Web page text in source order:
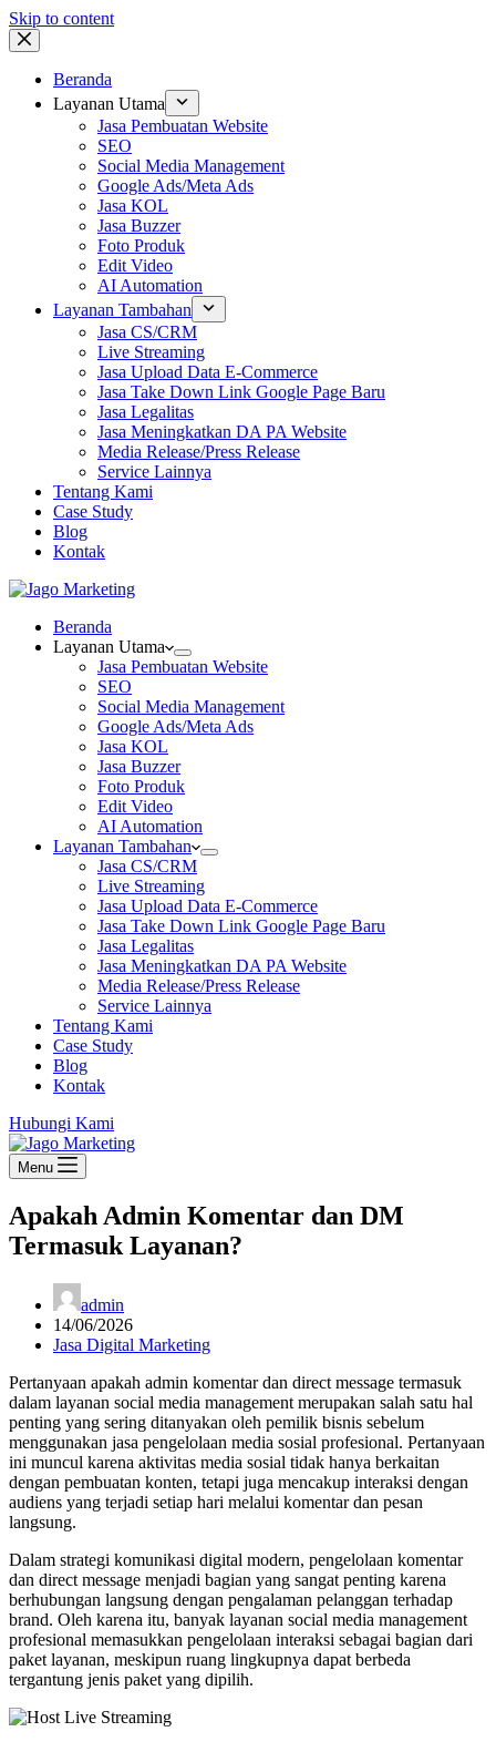
Skip to content
Beranda
Layanan Utama
Jasa Pembuatan Website
SEO
Social Media Management
Google Ads/Meta Ads
Jasa KOL
Jasa Buzzer
Foto Produk
Edit Video
AI Automation
Layanan Tambahan
Jasa CS/CRM
Live Streaming
Jasa Upload Data E-Commerce
Jasa Take Down Link Google Page Baru
Jasa Legalitas
Jasa Meningkatkan DA PA Website
Media Release/Press Release
Service Lainnya
Tentang Kami
Case Study
Blog
Kontak
Beranda
Layanan Utama
Jasa Pembuatan Website
SEO
Social Media Management
Google Ads/Meta Ads
Jasa KOL
Jasa Buzzer
Foto Produk
Edit Video
AI Automation
Layanan Tambahan
Jasa CS/CRM
Live Streaming
Jasa Upload Data E-Commerce
Jasa Take Down Link Google Page Baru
Jasa Legalitas
Jasa Meningkatkan DA PA Website
Media Release/Press Release
Service Lainnya
Tentang Kami
Case Study
Blog
Kontak
Hubungi Kami
Menu
Apakah Admin Komentar dan DM
Termasuk Layanan?
admin
14/06/2026
Jasa Digital Marketing
Pertanyaan apakah admin komentar dan direct message termasuk
dalam layanan social media management merupakan salah satu hal
penting yang sering ditanyakan oleh pemilik bisnis sebelum
menggunakan jasa pengelolaan media sosial profesional. Pertanyaan
ini muncul karena aktivitas media sosial tidak hanya berkaitan
dengan pembuatan konten, tetapi juga mencakup interaksi dengan
audiens yang terjadi setiap hari melalui komentar dan pesan
langsung.
Dalam strategi komunikasi digital modern, pengelolaan komentar
dan direct message menjadi bagian yang sangat penting karena
berhubungan langsung dengan pengalaman pelanggan terhadap
brand. Oleh karena itu, banyak layanan social media management
profesional memasukkan pengelolaan interaksi sebagai bagian dari
paket layanan, meskipun ruang lingkupnya dapat berbeda
tergantung jenis paket yang dipilih.